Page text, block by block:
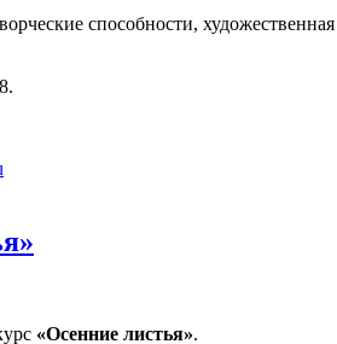
способности,
«Осенние листья».